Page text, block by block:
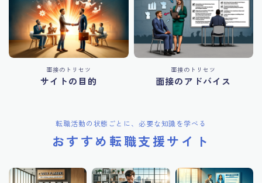
面接のトリセツ
サイトの目的
面接のトリセツ
面接のアドバイス
転職活動の状態ごとに、必要な知識を学べる
おすすめ転職支援サイト